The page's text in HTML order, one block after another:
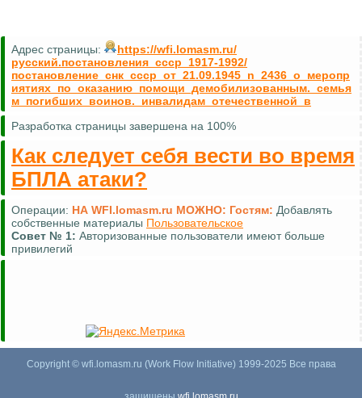
Адрес страницы:
https://wfi.lomasm.ru/
русский.постановления_ссср_1917-1992/
постановление_снк_ссср_от_21.09.1945_n_2436_о_меропр
иятиях_по_оказанию_помощи_демобилизованным._семья
м_погибших_воинов._инвалидам_отечественной_в
Разработка страницы завершена на 100%
Как следует себя вести во время
БПЛА атаки?
Операции: НА WFI.lomasm.ru МОЖНО: Гостям: Добавлять
собственные материалы Пользовательское
Совет № 1: Авторизованные пользователи имеют больше
привилегий
Copyright © wfi.lomasm.ru (Work Flow Initiative) 1999-2025 Все права